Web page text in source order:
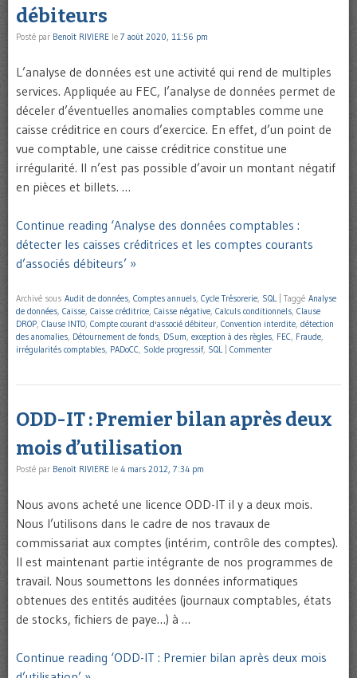
débiteurs
Posté par Benoît RIVIERE le 7 août 2020, 11:56 pm
L’analyse de données est une activité qui rend de multiples
services. Appliquée au FEC, l’analyse de données permet de
déceler d’éventuelles anomalies comptables comme une
caisse créditrice en cours d’exercice. En effet, d’un point de
vue comptable, une caisse créditrice constitue une
irrégularité. Il n’est pas possible d’avoir un montant négatif
en pièces et billets. …
Continue reading ‘Analyse des données comptables :
détecter les caisses créditrices et les comptes courants
d’associés débiteurs’ »
Archivé sous Audit de données, Comptes annuels, Cycle Trésorerie, SQL Taggé Analyse
de données, Caisse, Caisse créditrice, Caisse négative, Calculs conditionnels, Clause
DROP, Clause INTO, Compte courant d'associé débiteur, Convention interdite, détection
des anomalies, Détournement de fonds, DSum, exception à des règles, FEC, Fraude,
irrégularités comptables, PADoCC, Solde progressif, SQL Commenter
ODD-IT : Premier bilan après deux
mois d’utilisation
Posté par Benoît RIVIERE le 4 mars 2012, 7:34 pm
Nous avons acheté une licence ODD-IT il y a deux mois.
Nous l’utilisons dans le cadre de nos travaux de
commissariat aux comptes (intérim, contrôle des comptes).
Il est maintenant partie intégrante de nos programmes de
travail. Nous soumettons les données informatiques
obtenues des entités auditées (journaux comptables, états
de stocks, fichiers de paye…) à …
Continue reading ‘ODD-IT : Premier bilan après deux mois